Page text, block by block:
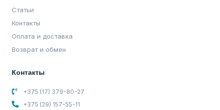
Статьи
Контакты
Оплата и доставка
Возврат и обмен
Контакты
+375 (17) 379-80-27
+375 (29) 157-55-11